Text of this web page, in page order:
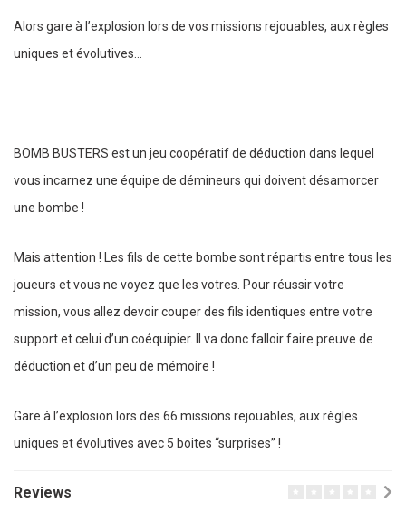
Alors gare à l’explosion lors de vos missions rejouables, aux règles
uniques et évolutives…
BOMB BUSTERS est un jeu coopératif de déduction dans lequel
vous incarnez une équipe de démineurs qui doivent désamorcer
une bombe !
Mais attention ! Les fils de cette bombe sont répartis entre tous les
joueurs et vous ne voyez que les votres. Pour réussir votre
mission, vous allez devoir couper des fils identiques entre votre
support et celui d’un coéquipier. Il va donc falloir faire preuve de
déduction et d’un peu de mémoire !
Gare à l’explosion lors des 66 missions rejouables, aux règles
uniques et évolutives avec 5 boites “surprises” !
Reviews